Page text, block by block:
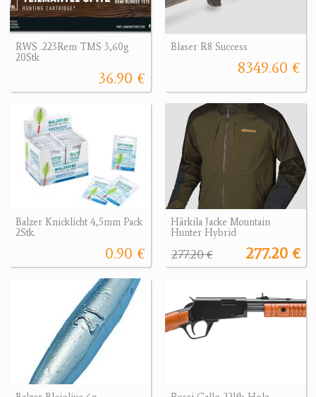
RWS .223Rem TMS 3,60g
20Stk
36.90 €
Blaser R8 Success
8349.60 €
Balzer Knicklicht 4,5mm Pack
2Stk.
0.90 €
Härkila Jacke Mountain
Hunter Hybrid
277.20 €
277.20 €